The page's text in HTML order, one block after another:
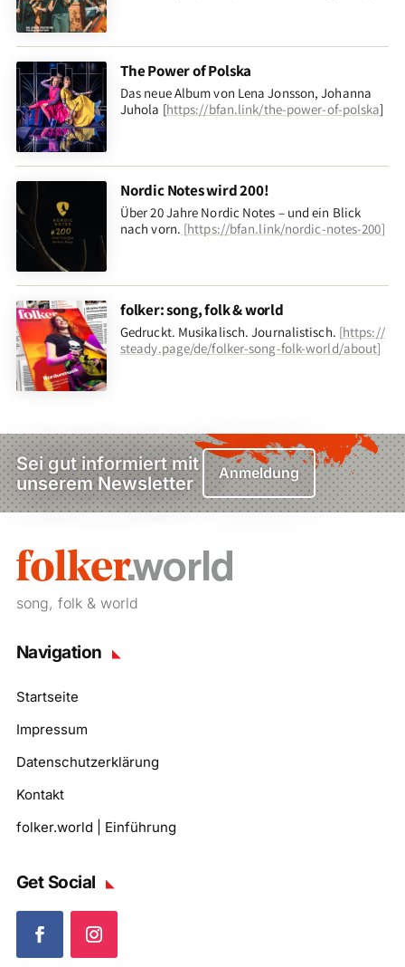
The Power of Polska
Das neue Album von Lena Jonsson, Johanna
Juhola [https://bfan.link/the-power-of-polska]
Nordic Notes wird 200!
Über 20 Jahre Nordic Notes – und ein Blick
nach vorn. [https://bfan.link/nordic-notes-200]
folker: song, folk & world
Gedruckt. Musikalisch. Journalistisch. [https://
steady.page/de/folker-song-folk-world/about]
Sei gut informiert mit
unserem Newsletter
Anmeldung
song, folk & world
Navigation
Startseite
Impressum
Datenschutzerklärung
Kontakt
folker.world | Einführung
Get Social